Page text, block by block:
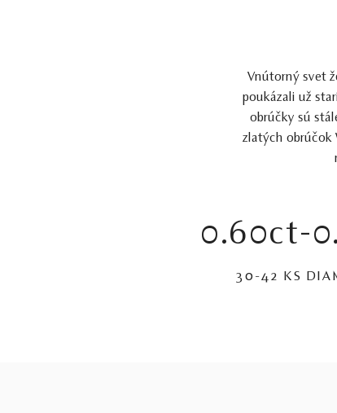
Vnútorný svet
poukázali už
obrúčky sú
zlatých obrúčok
0.60ct-
30-42 KS